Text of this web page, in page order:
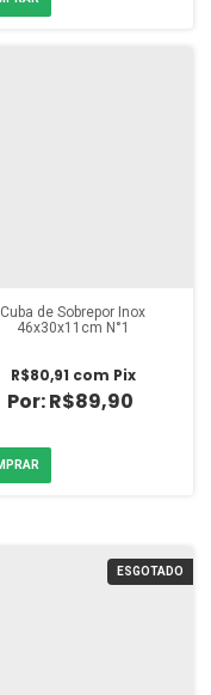
Cuba de Sobrepor Inox
46x30x11cm N°1
R$89,90
R$80,91 com Pix
ESGOTADO